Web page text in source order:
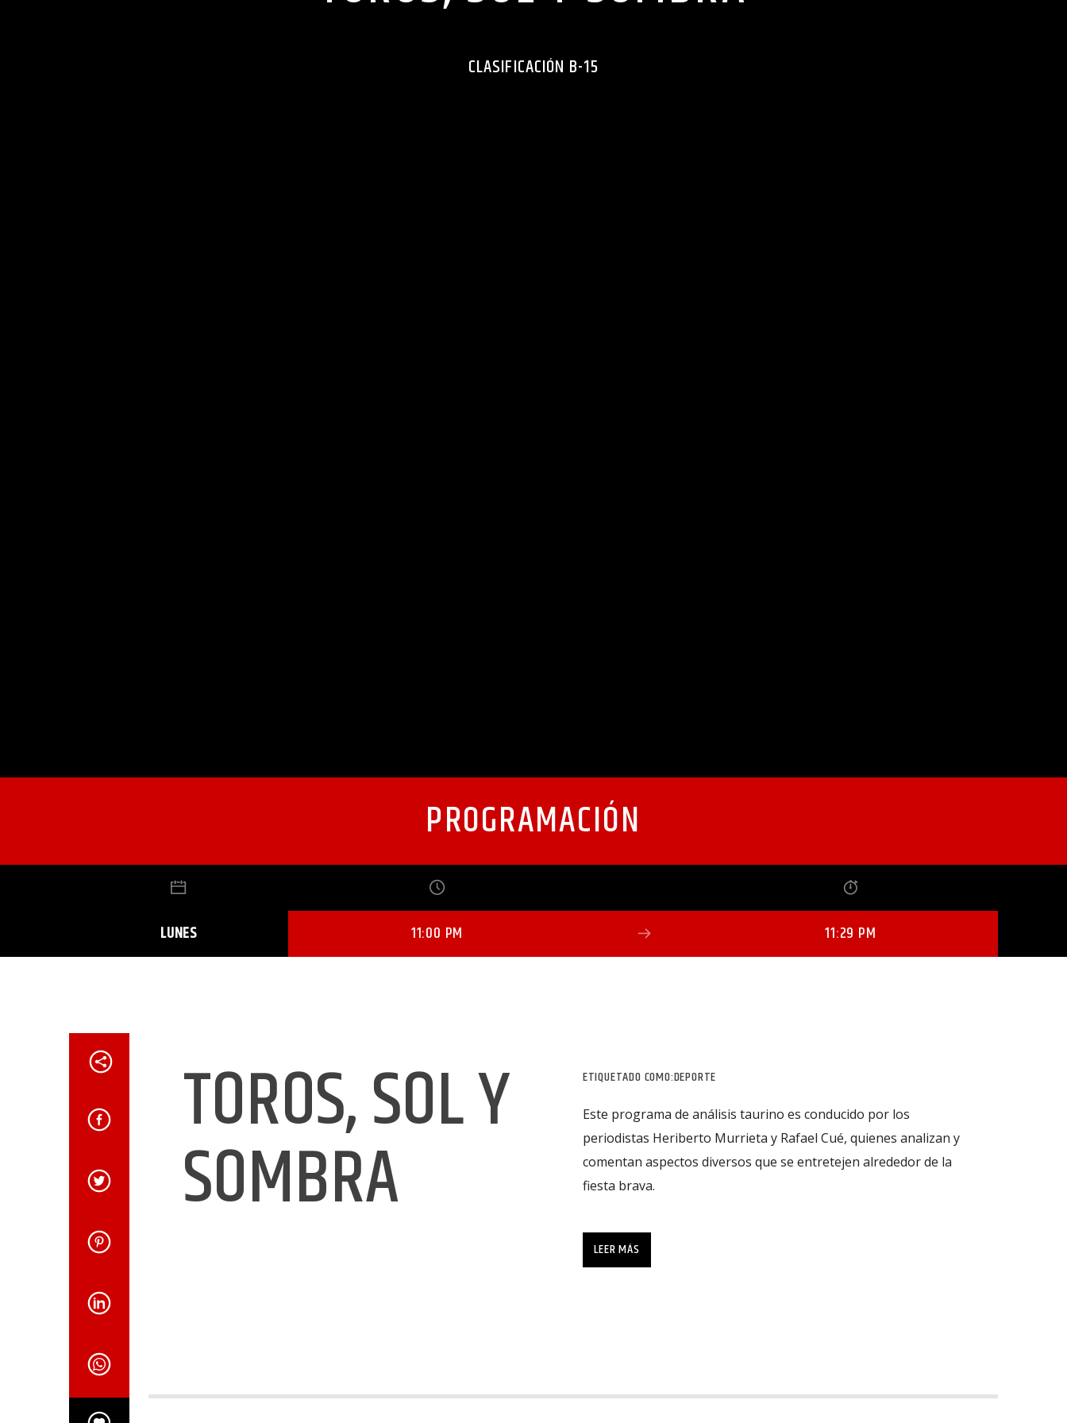
CLASIFICACIÓN B-15
PROGRAMACIÓN
LUNES 11:00 PM 11:29 PM
TOROS, SOL Y
SOMBRA
ETIQUETADO COMO:DEPORTE
Este programa de análisis taurino es conducido por los
periodistas Heriberto Murrieta y Rafael Cué, quienes analizan y
comentan aspectos diversos que se entretejen alrededor de la
fiesta brava.
periodistas Heriberto Murrieta y Rafael Cué, quienes analizan y
comentan aspectos diversos que se entretejen alrededor de la
LEER MÁS